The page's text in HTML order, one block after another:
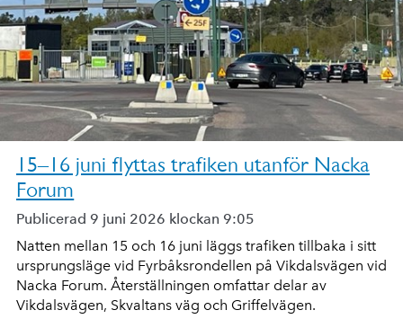
15–16 juni flyttas trafiken utanför Nacka
Forum
Publicerad 9 juni 2026 klockan 9:05
Natten mellan 15 och 16 juni läggs trafiken tillbaka i sitt
ursprungsläge vid Fyrbåksrondellen på Vikdalsvägen vid
Nacka Forum. Återställningen omfattar delar av
Vikdalsvägen, Skvaltans väg och Griffelvägen.